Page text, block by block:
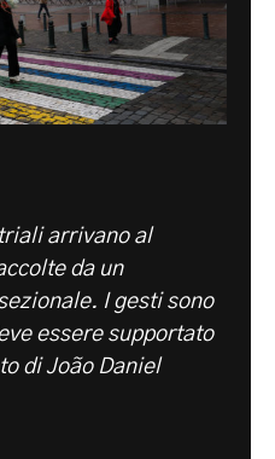
arrivano al
da un
I gesti sono
essere supportato
di João Daniel